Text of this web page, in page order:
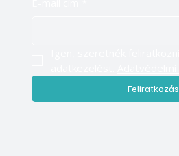
Feliratkozás